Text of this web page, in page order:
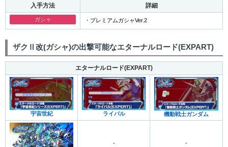
入手方法 詳細
ガシャ ・プレミアムガシャVer.2
ザクⅡ改(ガシャ)の出撃可能なエターナルロード(EXPART)
エターナルロード(EXPART)
宇宙世紀 ライバル 機動戦士ガンダム
- -